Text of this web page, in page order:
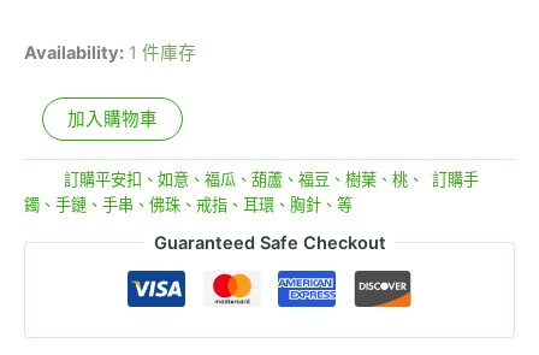
Availability: 1 件庫存
加入購物車
訂購平安扣、如意、福瓜、葫蘆、福豆、樹葉、桃、
訂購手
鐲、手鏈、手串、佛珠、戒指、耳環、胸針、等
Guaranteed Safe Checkout